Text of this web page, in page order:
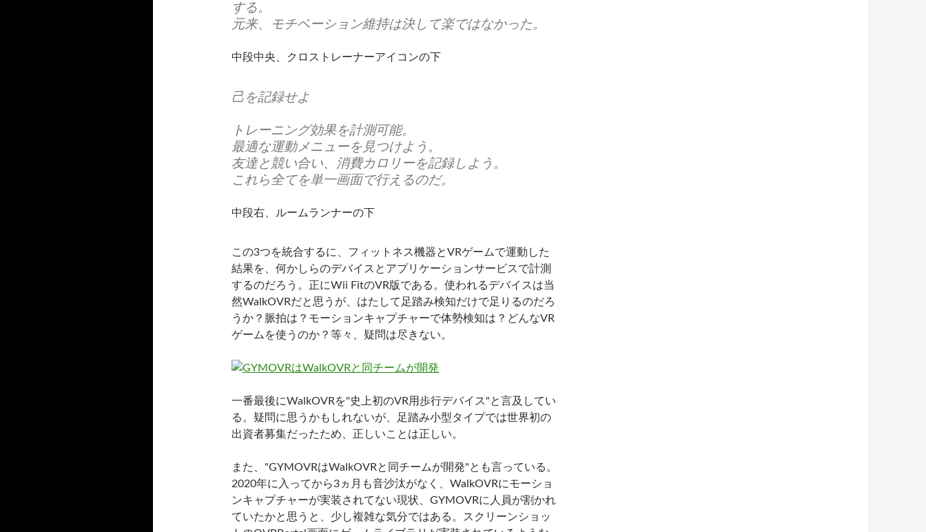
する。
元来、モチベーション維持は決して楽ではなかった。
中段中央、クロストレーナーアイコンの下
己を記録せよ
トレーニング効果を計測可能。
最適な運動メニューを見つけよう。
友達と競い合い、消費カロリーを記録しよう。
これら全てを単一画面で行えるのだ。
中段右、ルームランナーの下
この3つを統合するに、フィットネス機器とVRゲームで運動した
結果を、何かしらのデバイスとアプリケーションサービスで計測
するのだろう。正にWii FitのVR版である。使われるデバイスは当
然WalkOVRだと思うが、はたして足踏み検知だけで足りるのだろ
うか？脈拍は？モーションキャプチャーで体勢検知は？どんなVR
ゲームを使うのか？等々、疑問は尽きない。
一番最後にWalkOVRを"史上初のVR用歩行デバイス"と言及してい
る。疑問に思うかもしれないが、足踏み小型タイプでは世界初の
出資者募集だったため、正しいことは正しい。
また、"GYMOVRはWalkOVRと同チームが開発"とも言っている。
2020年に入ってから3ヵ月も音沙汰がなく、WalkOVRにモーショ
ンキャプチャーが実装されてない現状、GYMOVRに人員が割かれ
ていたかと思うと、少し複雑な気分ではある。スクリーンショッ